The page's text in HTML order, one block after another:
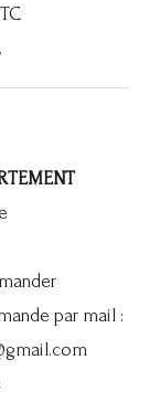
par mail :